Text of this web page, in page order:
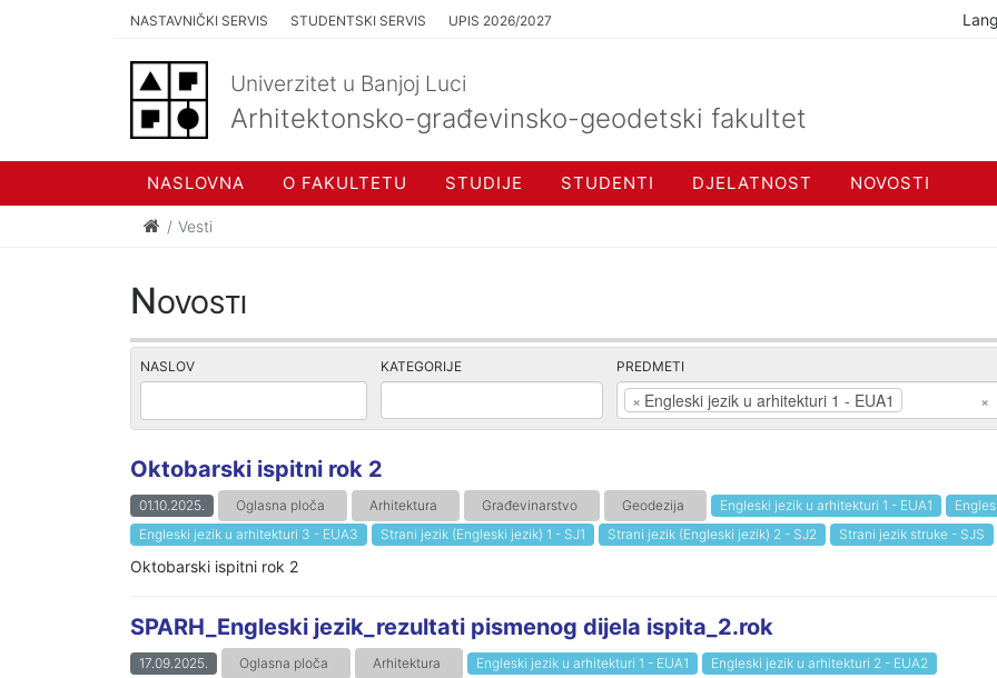
NASTAVNIČKI SERVIS STUDENTSKI SERVIS UPIS 2026/2027
Univerzitet u Banjoj Luci
Arhitektonsko-građevinsko-geodetski fakultet
NASLOVNA O FAKULTETU STUDIJE STUDENTI DJELATNOST NOVOSTI
Vesti
Novosti
NASLOV KATEGORIJE PREDMETI
×
× Engleski jezik u arhitekturi 1 - EUA1
Oktobarski ispitni rok 2
01.10.2025. Oglasna ploča Arhitektura Građevinarstvo Geodezija Engleski jezik u arhitekturi 1 - EUA1
Engleski jezik u arhitekturi 3 - EUA3
Strani jezik (Engleski jezik) 1 - SJ1 Strani jezik (Engleski jezik) 2 - SJ2 Strani jezik struke - SJS
Oktobarski ispitni rok 2
SPARH_Engleski jezik_rezultati pismenog dijela ispita_2.rok
17.09.2025. Oglasna ploča Arhitektura Engleski jezik u arhitekturi 1 - EUA1 Engleski jezik u arhitekturi 2 - EUA2